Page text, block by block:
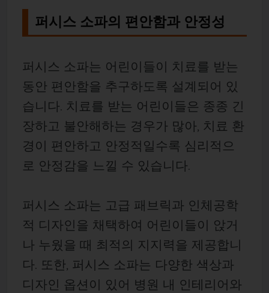
퍼시스 소파의 편안함과 안정성
퍼시스 소파는 어린이들이 치료를 받는
동안 편안함을 추구하도록 설계되어 있
습니다. 치료를 받는 어린이들은 종종 긴
장하고 불안해하는 경우가 많아, 치료 환
경이 편안하고 안정적일수록 심리적으
로 안정감을 느낄 수 있습니다.
퍼시스 소파는 고급 패브릭과 인체공학
적 디자인을 채택하여 어린이들이 앉거
나 누웠을 때 최적의 지지력을 제공합니
다. 또한, 퍼시스 소파는 다양한 색상과
디자인 옵션이 있어 병원 내 인테리어와